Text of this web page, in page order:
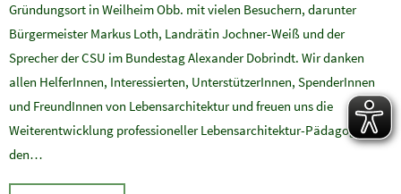
Gründungsort in Weilheim Obb. mit vielen Besuchern, darunter
Bürgermeister Markus Loth, Landrätin Jochner-Weiß und der
Sprecher der CSU im Bundestag Alexander Dobrindt. Wir danken
allen HelferInnen, Interessierten, UnterstützerInnen, SpenderInnen
und FreundInnen von Lebensarchitektur und freuen uns die
Weiterentwicklung professioneller Lebensarchitektur-Pädagogik in
den…